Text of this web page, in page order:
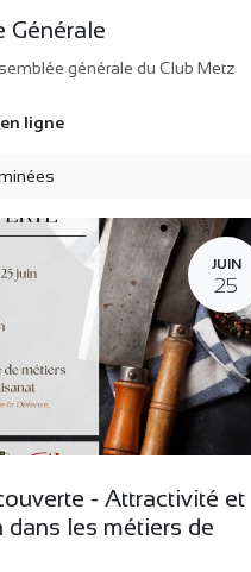
Générale
générale du Club Metz
ligne
JUIN
25
- Attractivité et
les métiers de